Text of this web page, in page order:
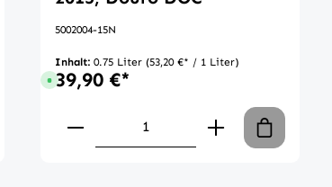
die Anzahl zu erhöhen oder
die Schaltflächen um
gewünschten Wert ein oder
5002004-15N
Inhalt: 0.75 Liter (53,20 €* / 1 Liter)
Sofort verfügbar, Lieferzeit: 1-3 Tage
39,90 €*
Produkt Anzahl: Gib den